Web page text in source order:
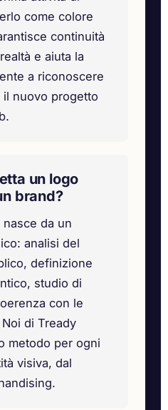
come colore
continuità
e aiuta la
a riconoscere
il nuovo progetto
un logo
brand?
da un
analisi del
definizione
studio di
con le
di Tready
metodo per ogni
visiva, dal